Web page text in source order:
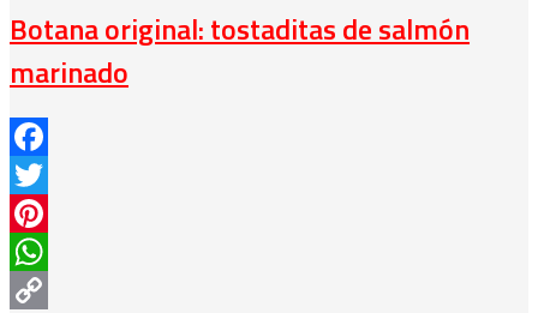
Botana original: tostaditas de salmón
marinado
Facebook
Twitter
Pinterest
WhatsApp